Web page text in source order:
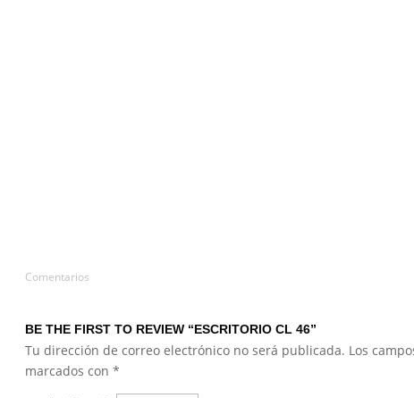
Comentarios
BE THE FIRST TO REVIEW “ESCRITORIO CL 46”
Tu dirección de correo electrónico no será publicada. Los
marcados con *